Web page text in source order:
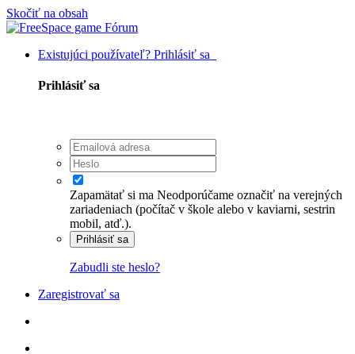
Skočiť na obsah
Existujúci používateľ? Prihlásiť sa
Prihlásiť sa
Zapamätať si ma Neodporúčame označiť na verejných
zariadeniach (počítač v škole alebo v kaviarni, sestrin
mobil, atď.).
Prihlásiť sa
Zabudli ste heslo?
Zaregistrovať sa